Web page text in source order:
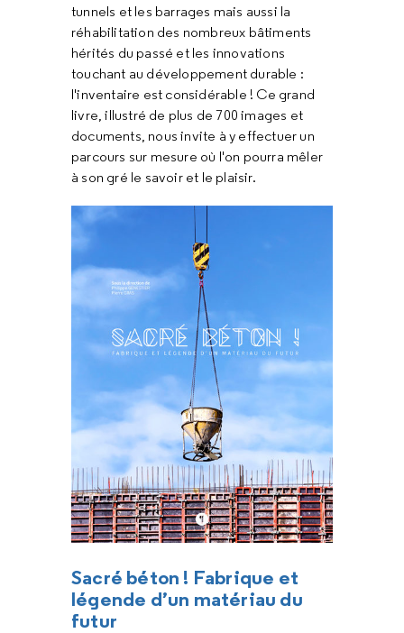
tunnels et les barrages mais aussi la
réhabilitation des nombreux bâtiments
hérités du passé et les innovations
touchant au développement durable :
l'inventaire est considérable ! Ce grand
livre, illustré de plus de 700 images et
documents, nous invite à y effectuer un
parcours sur mesure où l'on pourra mêler
à son gré le savoir et le plaisir.
Sacré béton ! Fabrique et
légende d’un matériau du
futur